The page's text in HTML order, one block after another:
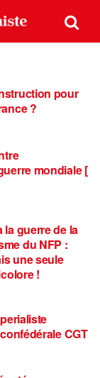
pour
?
mondiale [
la guerre de la
du NFP :
une seule
!
CGT